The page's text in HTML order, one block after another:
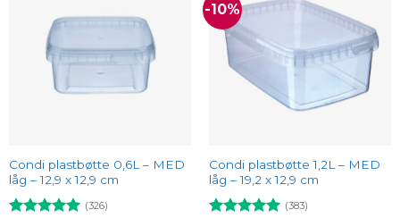
wishlist
Condi plastbøtte 0,6L – MED
låg – 12,9 x 12,9 cm
(326)
-10%
wishlist
Condi plastbøtte 1,2L – MED
låg – 19,2 x 12,9 cm
(383)